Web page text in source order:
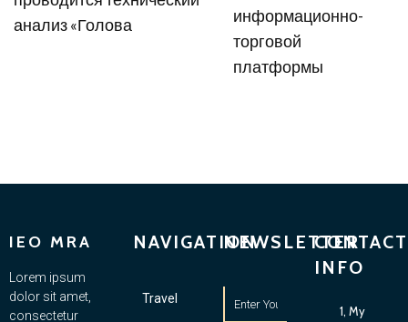
анализ «Голова
информационно-
торговой
платформы
IEO MRA
Lorem ipsum
dolor sit amet,
consectetur
NAVIGATION
Travel
NEWSLETTERCONTACT
INFO
1, My